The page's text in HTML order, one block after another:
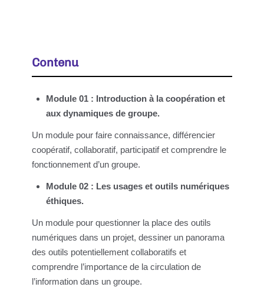
Contenu
Module 01 : Introduction à la coopération et
aux dynamiques de groupe.
Un module pour faire connaissance, différencier
coopératif, collaboratif, participatif et comprendre le
fonctionnement d’un groupe.
Module 02 : Les usages et outils numériques
éthiques.
Un module pour questionner la place des outils
numériques dans un projet, dessiner un panorama
des outils potentiellement collaboratifs et
comprendre l’importance de la circulation de
l’information dans un groupe.